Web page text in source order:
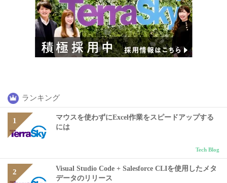
ランキング
マウスを使わずにExcel作業をスピードアップする
には
Tech Blog
Visual Studio Code + Salesforce CLIを使用したメタ
データのリリース